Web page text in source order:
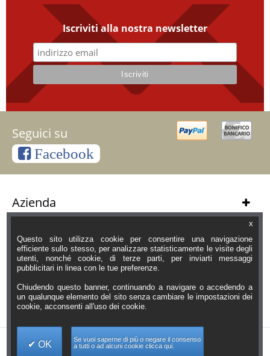
Iscriviti alla nostra newsletter
Seguici su
Facebook
Azienda
Informazioni
Orari Negozio
Contatti
x
Questo sito utilizza cookie per consentire una navigazione
efficiente sullo stesso, per analizzare statisticamente le visite degli
utenti, nonché cookie, di terze parti, per inviarti messaggi
pubblicitari in linea con le tue preferenze.
Chiudendo questo banner, continuando a navigare o accedendo a
un qualunque elemento del sito senza cambiare le impostazioni dei
cookie, acconsenti all'uso dei cookie.
OK
Se vuoi saperne di più o negare il consenso
a tutti o ad alcuni cookie clicca qui.